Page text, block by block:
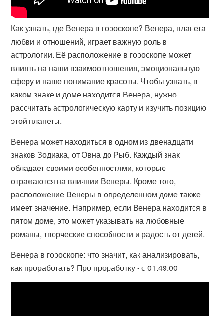
Как узнать, где Венера в гороскопе? Венера, планета
любви и отношений, играет важную роль в
астрологии. Её расположение в гороскопе может
влиять на наши взаимоотношения, эмоциональную
сферу и наше понимание красоты. Чтобы узнать, в
каком знаке и доме находится Венера, нужно
рассчитать астрологическую карту и изучить позицию
этой планеты.
Венера может находиться в одном из двенадцати
знаков Зодиака, от Овна до Рыб. Каждый знак
обладает своими особенностями, которые
отражаются на влиянии Венеры. Кроме того,
расположение Венеры в определенном доме также
имеет значение. Например, если Венера находится в
пятом доме, это может указывать на любовные
романы, творческие способности и радость от детей.
Венера в гороскопе: что значит, как анализировать,
как проработать? Про проработку - с 01:49:00